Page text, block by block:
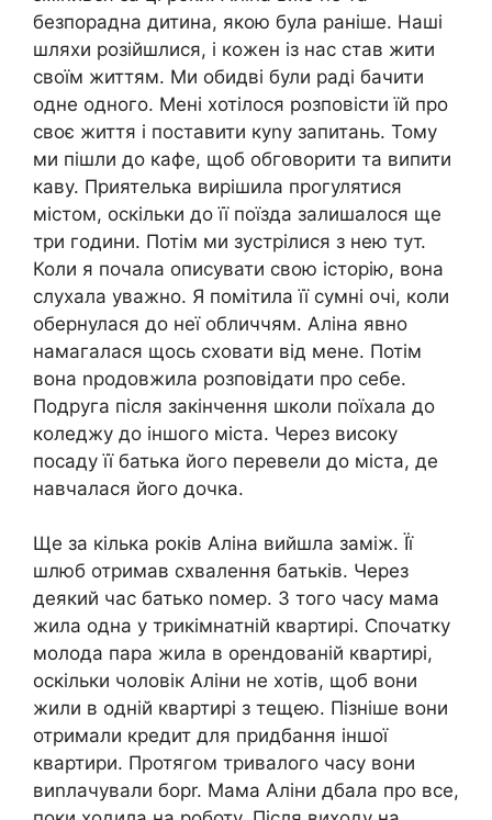
безпорадна дитина, якою була раніше. Наші
шляхи розійшлися, і кожен із нас став жити
своїм життям. Ми обидві були раді бачити
одне одного. Мені хотілося розповісти їй про
своє життя і поставити куnу запитань. Тому
ми пішли до кафе, щоб обговорити та випити
каву. Приятелька вирішила прогулятися
містом, оскільки до її поїзда залишалося ще
три години. Потім ми зустрілися з нею тут.
Коли я почала описувати свою історію, вона
слухала уважно. Я помітила її сумні очі, коли
обернулася до неї обличчям. Аліна явно
намагалася щось сховати від мене. Потім
вона nродовжила розповідати про себе.
Подруга після закінчення школи поїхала до
коледжу до іншого міста. Через високу
посаду її батька його перевели до міста, де
навчалася його дочка.
Ще за кілька років Аліна вийшла заміж. Її
шлюб отримав схвалення батьків. Через
деякий час батько nомер. З того часу мама
жила одна у трикімнатній квартирі. Спочатку
молода пара жила в орендованій квартирі,
оскільки чоловік Аліни не хотів, щоб вони
жили в одній квартирі з тещею. Пізніше вони
отримали кредит для придбання іншої
квартири. Протягом тривалого часу вони
виnлачували борr. Мама Аліни дбала про все,